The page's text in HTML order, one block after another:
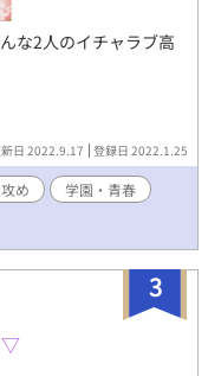
な2人のイチャラブ高
日 2022.9.17 登録日 2022.1.25
め
学園・青春
3
▽